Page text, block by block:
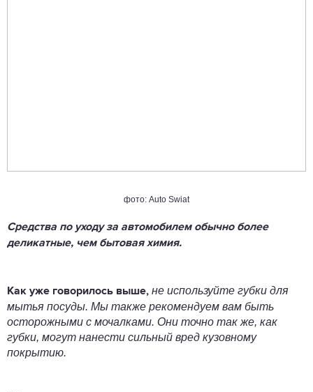
фото: Auto Swiat
Средства по уходу за автомобилем обычно более
деликатные, чем бытовая химия.
Как уже говорилось выше, не используйте губки для
мытья посуды. Мы также рекомендуем вам быть
осторожными с мочалками. Они точно так же, как
губки, могут нанести сильный вред кузовному
покрытию.